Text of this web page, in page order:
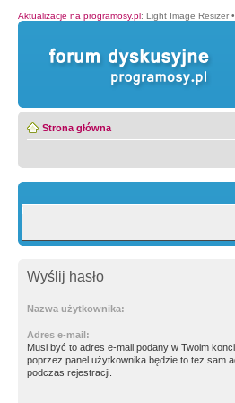
Aktualizacje na programosy.pl: Light Image Resizer •
Strona główna
Wyślij hasło
Nazwa użytkownika:
Adres e-mail:
Musi być to adres e-mail podany w Twoim
poprzez panel użytkownika będzie to tez sam
podczas rejestracji.